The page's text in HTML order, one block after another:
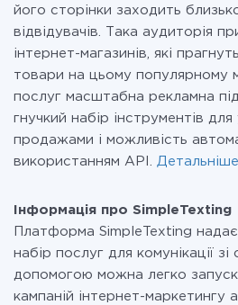
його сторінки заходить
відвідувачів. Така аудиторія
інтернет-магазинів, які
товари на цьому популярному
послуг масштабна рекламна
гнучкий набір інструментів для
продажами і можливість
використанням API. Детальніше
Інформація про SimpleTexting
Платформа SimpleTexting надає
набір послуг для комунікації зі
допомогою можна легко
кампаній інтернет-маркетингу